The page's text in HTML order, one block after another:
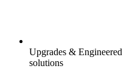
Upgrades & Engineered
solutions